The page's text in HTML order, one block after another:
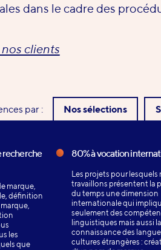
dans le cadre des
clients
par : Nos sélections
recherche
marque,
définition
les
que
80% à vocation
Les projets pour lesquels
travaillons présentent la
du temps une dimension
internationale qui
seulement des
linguistiques mais aussi la
connaissance des
cultures étrangères :